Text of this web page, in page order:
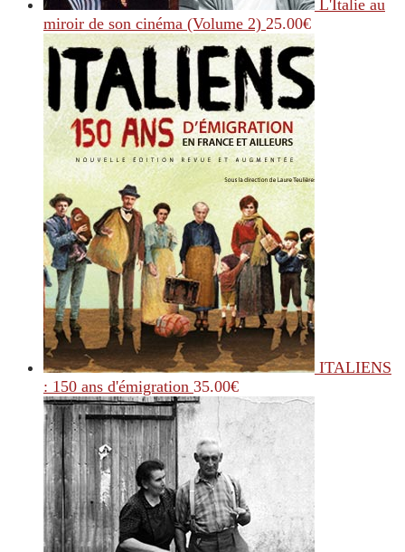
L'Italie au
miroir de son cinéma (Volume 2) 25.00€
ITALIENS
: 150 ans d'émigration 35.00€